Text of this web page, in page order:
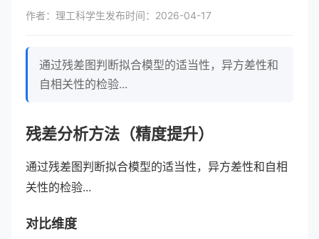
作者：理工科学生发布时间：2026-04-17
通过残差图判断拟合模型的适当性，异方差性和
自相关性的检验...
残差分析方法（精度提升）
通过残差图判断拟合模型的适当性，异方差性和自相
关性的检验...
对比维度